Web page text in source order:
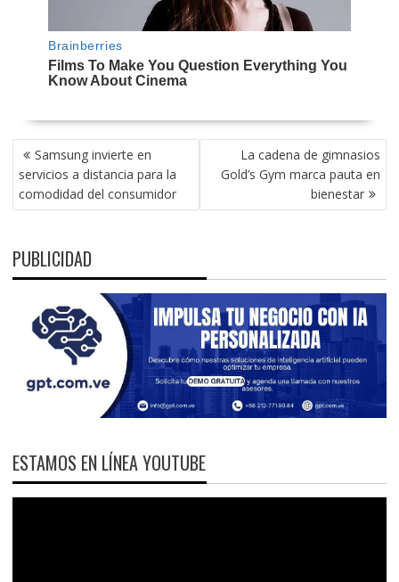
NAVEGACIÓN
DE
ENTRADAS
Samsung invierte en
servicios a distancia para la
comodidad del consumidor
La cadena de gimnasios
Gold’s Gym marca pauta en
bienestar
PUBLICIDAD
ESTAMOS EN LÍNEA YOUTUBE